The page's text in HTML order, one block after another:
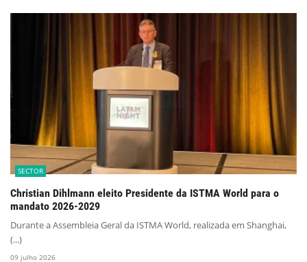
SECTOR
Christian Dihlmann eleito Presidente da ISTMA World para o
mandato 2026-2029
Durante a Assembleia Geral da ISTMA World, realizada em Shanghai,
(...)
09 julho 2026